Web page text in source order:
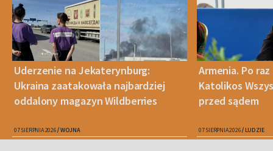
Uderzenie na Jekaterynburg:
Ukraina zaatakowała najbardziej
oddalony magazyn Wildberries
07 SIERPNIA 2026 WOJNA
Armenia. Po
Katolikos
przed sądem
07 SIERPNIA 2026 LUDZIE